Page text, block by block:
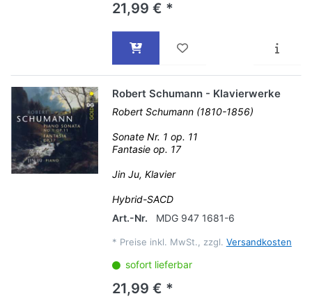
21,99 € *
Robert Schumann - Klavierwerke
Robert Schumann (1810-1856)
Sonate Nr. 1 op. 11
Fantasie op. 17
Jin Ju, Klavier
Hybrid-SACD
Art.-Nr.
MDG 947 1681-6
* Preise inkl. MwSt., zzgl. Versandkosten
sofort lieferbar
21,99 € *